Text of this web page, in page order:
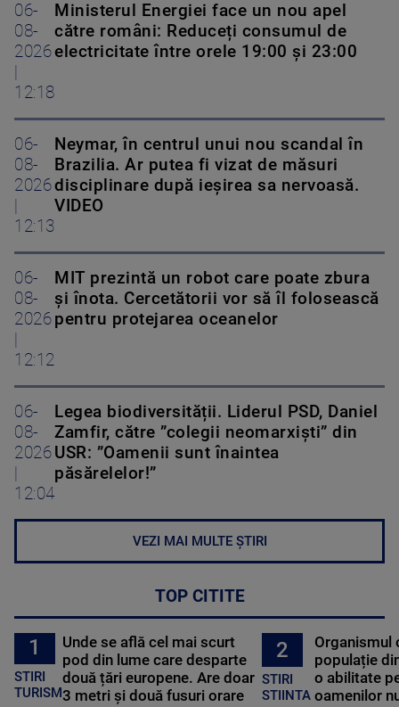
06-
08-
2026
12:18
Ministerul Energiei face un nou apel
către români: Reduceți consumul de
electricitate între orele 19:00 și 23:00
06-
08-
2026
12:13
Neymar, în centrul unui nou scandal în
Brazilia. Ar putea fi vizat de măsuri
disciplinare după ieșirea sa nervoasă.
VIDEO
06-
08-
2026
12:12
MIT prezintă un robot care poate zbura
și înota. Cercetătorii vor să îl folosească
pentru protejarea oceanelor
06-
08-
2026
12:04
Legea biodiversității. Liderul PSD, Daniel
Zamfir, către ”colegii neomarxiști” din
USR: ”Oamenii sunt înaintea
păsărelelor!”
VEZI MAI MULTE ȘTIRI
TOP CITITE
1
STIRI
TURISM
Unde se află cel mai scurt
pod din lume care desparte
două țări europene. Are doar
3 metri și două fusuri orare
2
STIRI
STIINTA
Organismul
populație
o abilitate
oamenilor